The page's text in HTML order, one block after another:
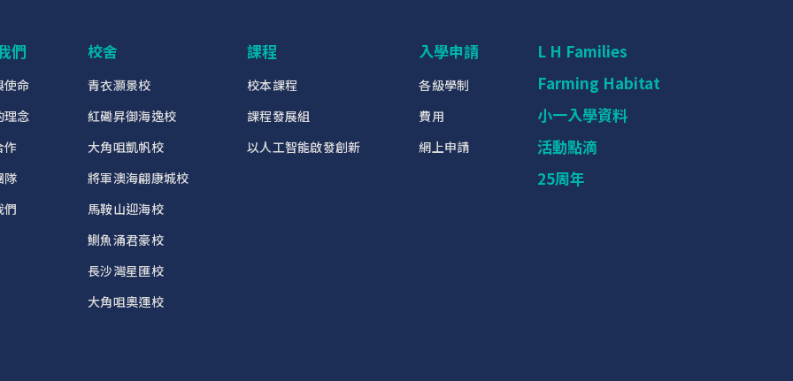
們
使命
理念
作
隊
們
校舍
青衣灝景校
紅磡昇御海逸校
大角咀凱帆校
將軍澳海翩康城校
馬鞍山迎海校
鰂魚涌君豪校
長沙灣星匯校
大角咀奧運校
課程
校本課程
課程發展組
以人工智能啟發創新
入學申請
各級學制
費用
網上申請
L H Families
Farming Habitat
小一入學資料
活動點滴
25周年